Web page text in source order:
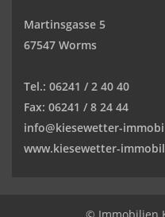
Martinsgasse 5
67547 Worms
Tel.: 06241 / 2 40 40
Fax: 06241 / 8 24 44
info@kiesewetter-
www.kiesewetter-